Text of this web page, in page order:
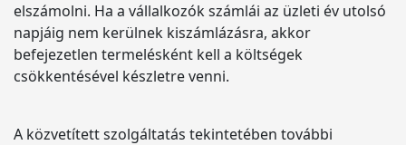
elszámolni. Ha a vállalkozók számlái az üzleti év utolsó
napjáig nem kerülnek kiszámlázásra, akkor
befejezetlen termelésként kell a költségek
csökkentésével készletre venni.
A közvetített szolgáltatás tekintetében további